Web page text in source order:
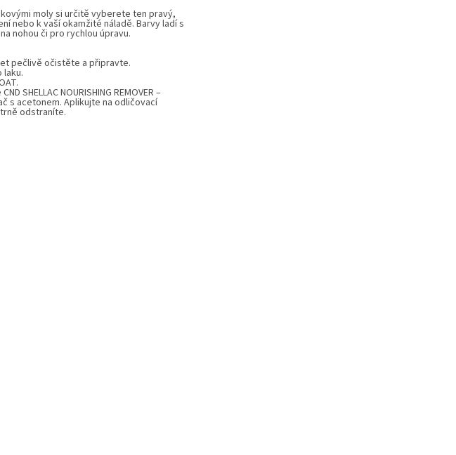
moly si určitě vyberete ten pravý,
nebo k vaší okamžité náladě. Barvy ladí s
nohou či pro rychlou úpravu.
pečlivě očistěte a připravte.
laku.
SHELLAC NOURISHING REMOVER –
s acetonem. Aplikujte na odličovací
odstraníte.